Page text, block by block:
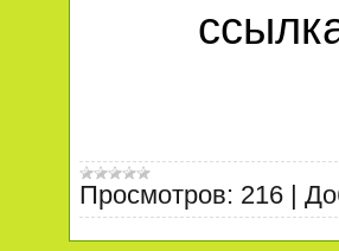
Просмотров: 216 |